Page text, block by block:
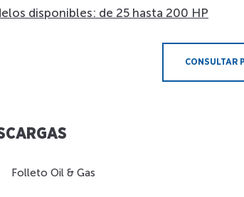
disponibles: de 25 hasta 200 HP
CONSULTAR
Folleto Oil & Gas